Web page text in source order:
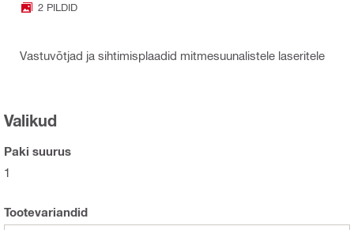
2 PILDID
Vastuvõtjad ja sihtimisplaadid mitmesuunalistele laseritele
Valikud
Paki suurus
1
Tootevariandid